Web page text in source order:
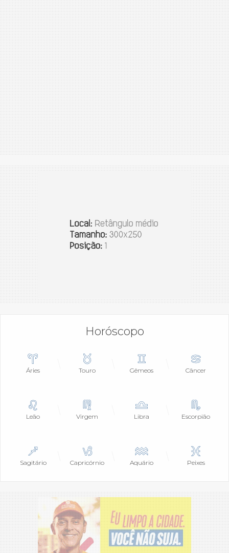
Horóscopo
Áries Touro Gêmeos Câncer
Leão Virgem Libra Escorpião
Sagitário Capricórnio Aquário Peixes